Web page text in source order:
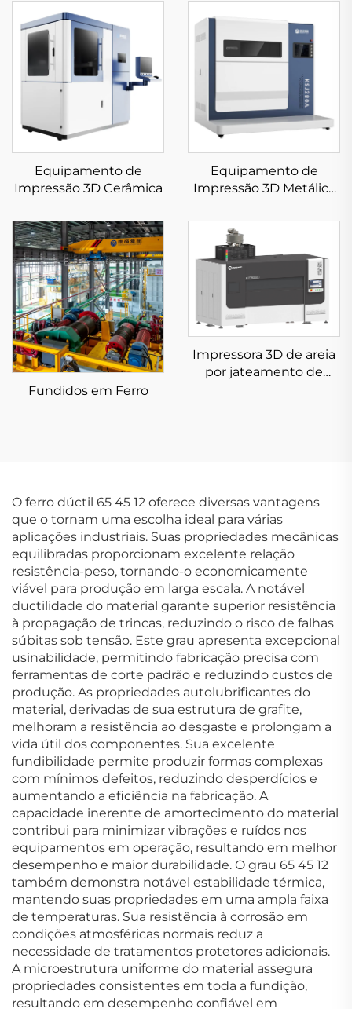
Equipamento de
Impressão 3D Cerâmica
Equipamento de
Impressão 3D Metálica
KS281MS
Fundidos em Ferro
Impressora 3D de areia
por jateamento de
O ferro dúctil 65 45 12 oferece diversas vantagens
que o tornam uma escolha ideal para várias
aplicações industriais. Suas propriedades mecânicas
equilibradas proporcionam excelente relação
resistência-peso, tornando-o economicamente
viável para produção em larga escala. A notável
ductilidade do material garante superior resistência
à propagação de trincas, reduzindo o risco de falhas
súbitas sob tensão. Este grau apresenta excepcional
usinabilidade, permitindo fabricação precisa com
ferramentas de corte padrão e reduzindo custos de
produção. As propriedades autolubrificantes do
material, derivadas de sua estrutura de grafite,
melhoram a resistência ao desgaste e prolongam a
vida útil dos componentes. Sua excelente
fundibilidade permite produzir formas complexas
com mínimos defeitos, reduzindo desperdícios e
aumentando a eficiência na fabricação. A
capacidade inerente de amortecimento do material
contribui para minimizar vibrações e ruídos nos
equipamentos em operação, resultando em melhor
desempenho e maior durabilidade. O grau 65 45 12
também demonstra notável estabilidade térmica,
mantendo suas propriedades em uma ampla faixa
de temperaturas. Sua resistência à corrosão em
condições atmosféricas normais reduz a
necessidade de tratamentos protetores adicionais.
A microestrutura uniforme do material assegura
propriedades consistentes em toda a fundição,
resultando em desempenho confiável em